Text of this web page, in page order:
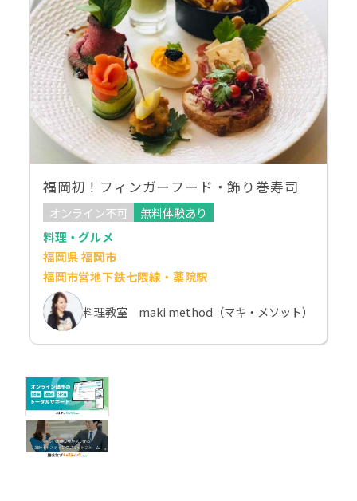
福岡初！フィンガーフード・飾り巻寿司
オンライン不可
無料体験あり
料理・グルメ
福岡県 福岡市
福岡市営地下鉄七隈線・薬院駅
料理教室 maki method（マキ・メソット）